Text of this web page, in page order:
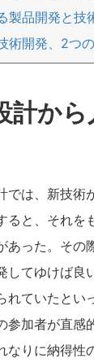
製品開発と技
術開発、2つ
計か
では、新技術
ると、それを
あった。その
してゆけば良
れていたとい
参加者が直感
なりに納得性